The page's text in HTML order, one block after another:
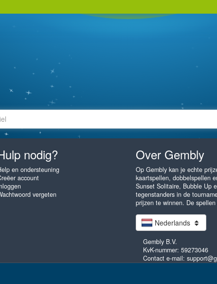
nodig?
en ondersteuning
account
vergeten
Over Gembly
Op Gembly kan je echte
kaartspellen, dobbelspellen
Sunset Solitaire, Bubble Up
tegenstanders in de
prijzen te winnen. De
Nederlands
Gembly B.V.
KvK-nummer: 59273046
Contact e-mail: